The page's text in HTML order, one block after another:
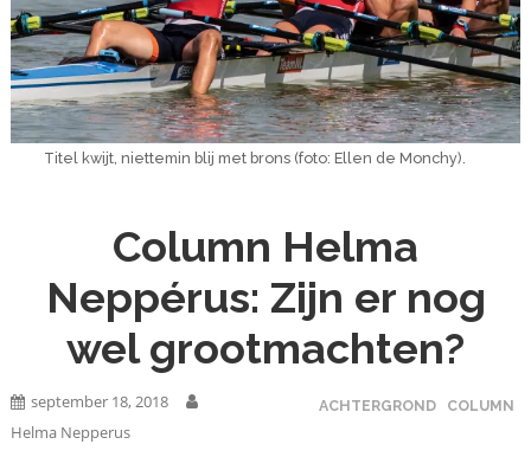
Titel kwijt, niettemin blij met brons (foto: Ellen de Monchy).
Column Helma
Neppérus: Zijn er nog
wel grootmachten?
ACHTERGROND COLUMN
september 18, 2018
Helma Nepperus